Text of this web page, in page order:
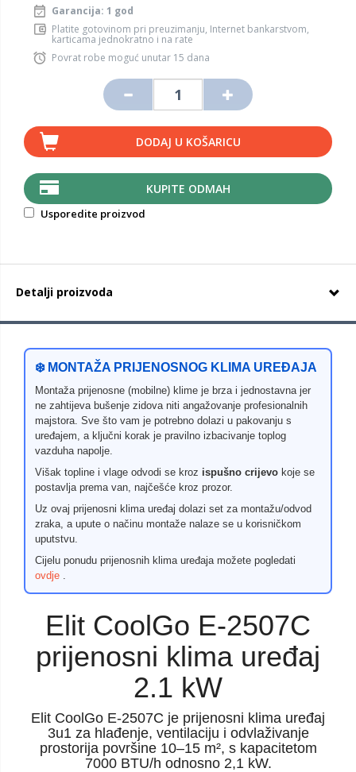
Garancija: 1 god
Platite gotovinom pri preuzimanju, Internet bankarstvom,
karticama jednokratno i na rate
Povrat robe moguć unutar 15 dana
DODAJ U KOŠARICU
KUPITE ODMAH
Usporedite proizvod
Detalji proizvoda
❄️ MONTAŽA PRIJENOSNOG KLIMA UREĐAJA
Montaža prijenosne (mobilne) klime je brza i jednostavna jer
ne zahtijeva bušenje zidova niti angažovanje profesionalnih
majstora. Sve što vam je potrebno dolazi u pakovanju s
uređajem, a ključni korak je pravilno izbacivanje toplog
vazduha napolje.
Višak topline i vlage odvodi se kroz ispušno crijevo koje se
postavlja prema van, najčešće kroz prozor.
Uz ovaj prijenosni klima uređaj dolazi set za montažu/odvod
zraka, a upute o načinu montaže nalaze se u korisničkom
uputstvu.
Cijelu ponudu prijenosnih klima uređaja možete pogledati
ovdje .
Elit CoolGo E-2507C
prijenosni klima uređaj
2.1 kW
Elit CoolGo E-2507C je prijenosni klima uređaj
3u1 za hlađenje, ventilaciju i odvlaživanje
prostorija površine 10–15 m², s kapacitetom
7000 BTU/h odnosno 2,1 kW.